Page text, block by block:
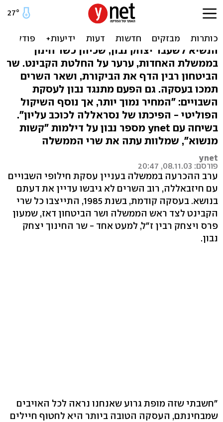
השר היחיד שהתנגד לעסקת
ג'בריל: המחיר יקר מדי
הנשיא לשעבר יצחק נבון, שכיהן כשר חינוך
בממשלת האחדות, ערער על החלטת הקבינט. שר
הביטחון רבין הדף את הביקורת, ושאר השרים
תמכו בעסקה. גם הפעם מתנגד נבון לעסקת
השבויים: "המחיר נמוך יותר, אך נוסף השיקול
הפוליטי - הפיכתו של נסראללה לכוכב עליון".
בשיחה עם ynet מספר נבון על דילמות "קשות
מנשוא", שמלוות עתה את שרי הממשלה
ynet
פורסם: 08.11.03, 20:47
ערב ההכרעה בממשלה בעניין עסקת חילופי השבויים
עם חיזבאללה, רוב השרים לא גיבשו עדיין את דעתם
בנושא. בעסקה קודמת, בשנת 1985, התייצבו כל שרי
הקבינט לצד ראש הממשלה ושר הביטחון דאז, שמעון
פרס ויצחק רבין ז"ל, למעט אחד - שר החינוך יצחק
נבון.
"חשבתי שזה מופת גרוע שאנחנו נראה לכל האויבים
שמבחינתם, העסקה הטובה ביותר היא לחטוף חיילים